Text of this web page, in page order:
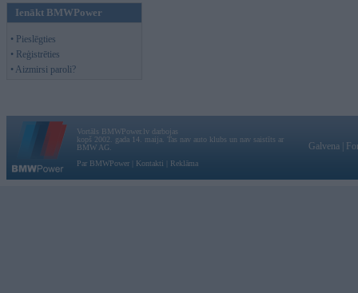
Ienākt BMWPower
• Pieslēgties
• Reģistrēties
• Aizmirsi paroli?
Vortāls BMWPower.lv darbojas
kopš 2002. gada 14. maija. Tas nav auto klubs un nav saistīts ar
BMW AG.
Par BMWPower
Kontakti Reklāma
Galvena